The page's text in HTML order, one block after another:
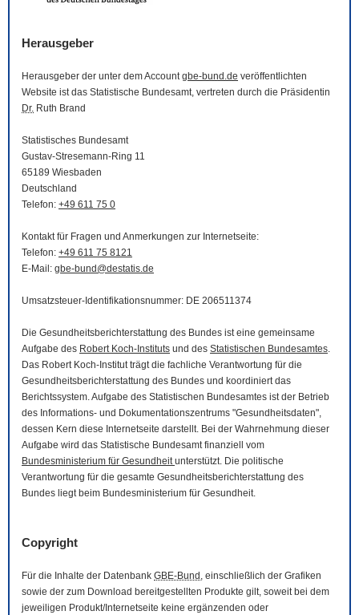
Herausgeber
Herausgeber der unter dem Accountgbe-bund.de veröffentlichten
Website ist das Statistische Bundesamt, vertreten durch die Präsidentin
Dr. Ruth Brand
Statistisches Bundesamt
Gustav-Stresemann-Ring 11
65189 Wiesbaden
Deutschland
Telefon: +49 611 75 0
Kontakt für Fragen und Anmerkungen zur Internetseite:
Telefon: +49 611 75 8121
E-Mail : gbe-bund@destatis.de
Umsatzsteuer-Identifikationsnummer: DE 206511374
Die Gesundheitsberichterstattung des Bundes ist eine gemeinsame
Aufgabe des Robert Koch-Instituts und des Statistischen Bundesamtes.
Das Robert Koch-Institut trägt die fachliche Verantwortung für die
Gesundheitsberichterstattung des Bundes und koordiniert das
Berichtssystem. Aufgabe des Statistischen Bundesamtes ist der Betrieb
des Informations- und Dokumentationszentrums "Gesundheitsdaten",
dessen Kern diese Internetseite darstellt. Bei der Wahrnehmung dieser
Aufgabe wird das Statistische Bundesamt finanziell vom
Bundesministerium für Gesundheitunterstützt. Die politische
Verantwortung für die gesamte Gesundheitsberichterstattung des
Bundes liegt beim Bundesministerium für Gesundheit.
Copyright
Für die Inhalte der Datenbank GBE-Bund , einschließlich der Grafiken
sowie der zum Download bereitgestellten Produkte gilt, soweit bei dem
jeweiligen Produkt/Internetseite keine ergänzenden oder